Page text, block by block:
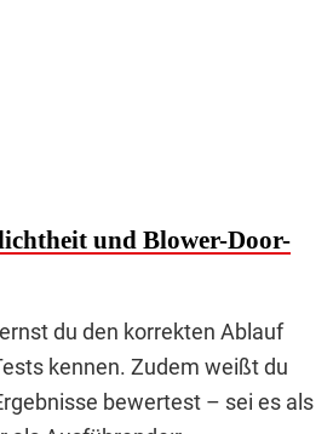
und Blower-Door-
du den korrekten Ablauf
kennen. Zudem weißt du
bewertest – sei es als